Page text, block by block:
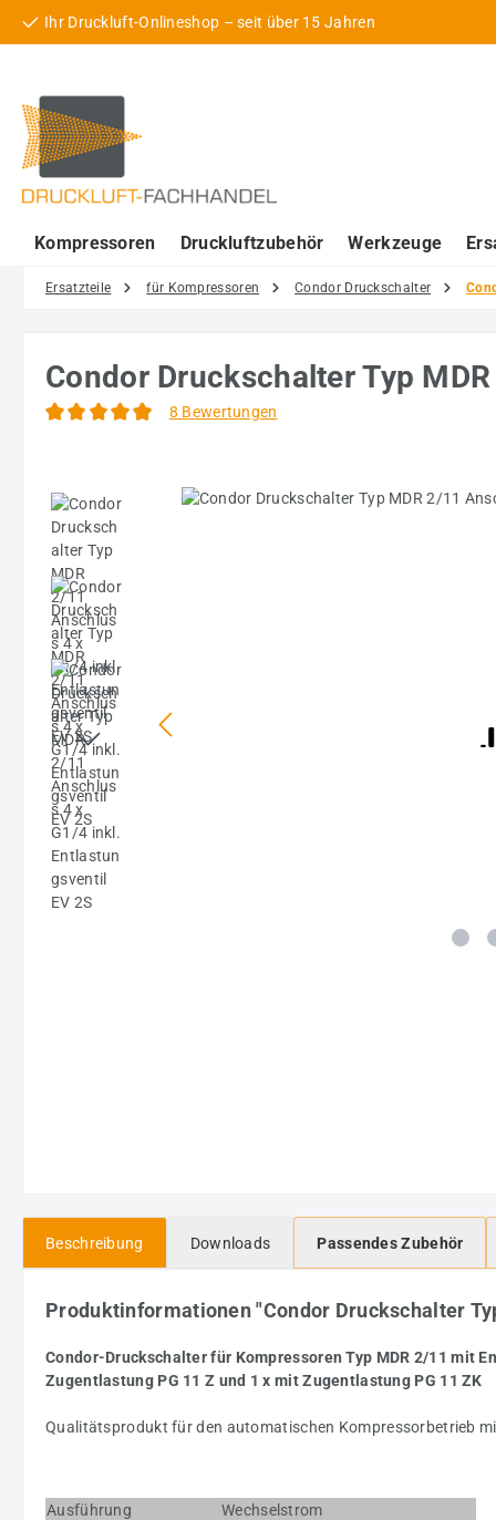
Hauptinhalt springen
Zur Suche springen
Zur Hauptnavigation springen
Ihr Druckluft-Onlineshop – seit über 15 Jahren
Kompressoren Druckluftzubehör Werkzeuge
Ersatzteile für Kompressoren Condor Druckschalter
Condor Druckschalter Typ
8 Bewertungen
Bildergalerie überspringen
Beschreibung Downloads Passendes Zubehör
Produktinformationen "Condor Druckschalter
Condor-Druckschalter für Kompressoren Typ MDR 2/11 mit
Zugentlastung PG 11 Z und 1 x mit Zugentlastung PG 11 ZK
Qualitätsprodukt für den automatischen Kompressorbetrieb
Ausführung
Wechselstrom